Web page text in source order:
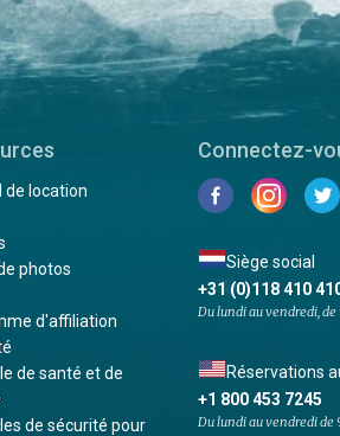
de location
photos
d'affiliation
de santé et de
de sécurité pour
Connectez-
Siège social
+31 (0)118 410
Du lundi au vendredi, de
Réservations
+1 800 453 7245
Du lundi au vendredi de